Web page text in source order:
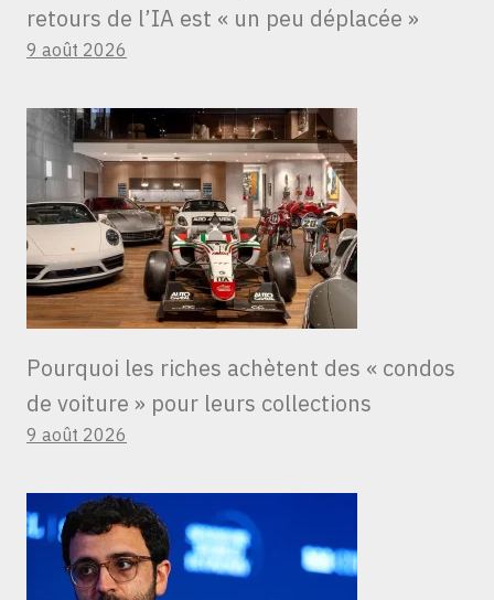
retours de l’IA est « un peu déplacée »
9 août 2026
Pourquoi les riches achètent des « condos
de voiture » ​​pour leurs collections
9 août 2026